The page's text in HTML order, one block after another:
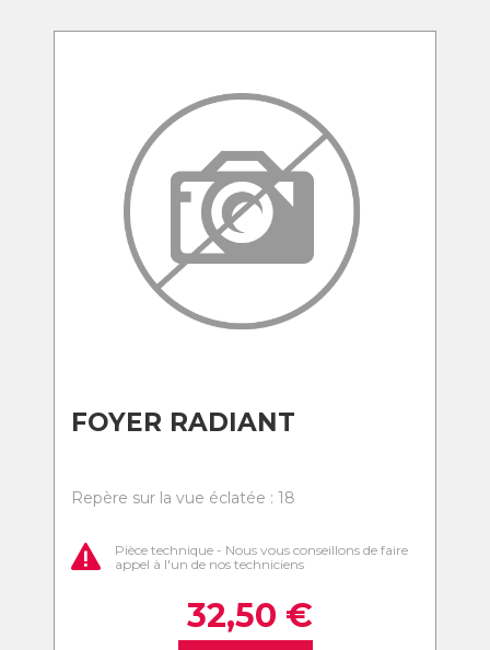
FOYER RADIANT
Repère sur la vue éclatée : 18
Pièce technique - Nous vous conseillons de faire
appel à l'un de nos techniciens
32,50 €